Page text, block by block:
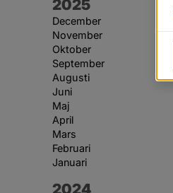
År:
2025
December
November
Oktober
September
Augusti
Juni
Maj
April
Mars
Februari
Januari
År:
2024